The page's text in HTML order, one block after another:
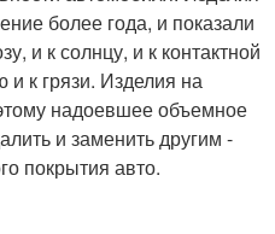
более года, и показали
и к солнцу, и к контактной
и к грязи. Изделия на
надоевшее объемное
и заменить другим -
покрытия авто.